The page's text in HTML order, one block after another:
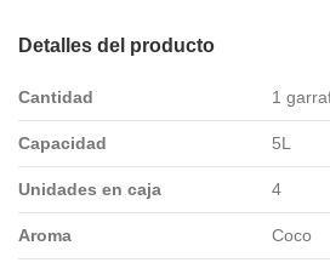
Detalles del producto
Cantidad 1
Capacidad 5L
Unidades en caja 4
Aroma Coco